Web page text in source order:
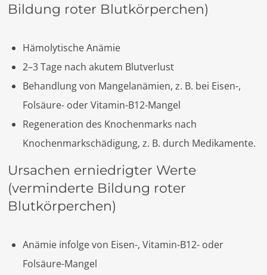
Bildung roter Blutkörperchen)
Hämolytische Anämie
2–3 Tage nach akutem Blutverlust
Behandlung von Mangelanämien, z. B. bei Eisen-,
Folsäure- oder Vitamin-B12-Mangel
Regeneration des Knochenmarks nach
Knochenmarkschädigung, z. B. durch Medikamente.
Ursachen erniedrigter Werte
(verminderte Bildung roter
Blutkörperchen)
Anämie infolge von Eisen-, Vitamin-B12- oder
Folsäure-Mangel